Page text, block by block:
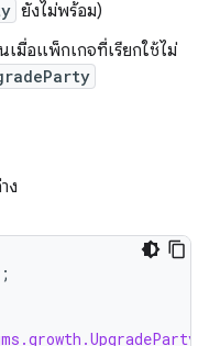
ยังไม่พร้อม)
เมื่อแพ็กเกจที่เรียกใช้ไม่
ง
;